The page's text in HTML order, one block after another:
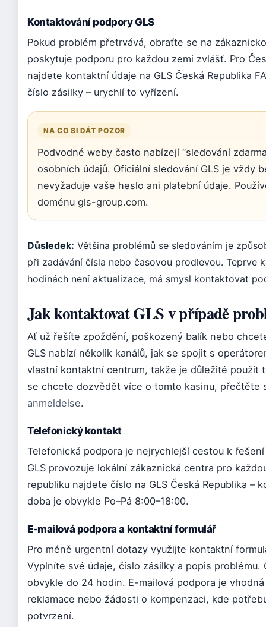
Kontaktování podpory GLS
Pokud problém přetrvává, obraťte se na
poskytuje podporu pro každou zemi zvlášť. Pro
najdete kontaktní údaje na GLS Česká Republika
číslo zásilky – urychlí to vyřízení.
NA CO SI DÁT POZOR
Podvodné weby často nabízejí “sledování
osobních údajů. Oficiální sledování GLS je vždy
nevyžaduje vaše heslo ani platební údaje.
doménu gls-group.com.
Důsledek: Většina problémů se sledováním je
při zadávání čísla nebo časovou prodlevou. Teprve
hodinách není aktualizace, má smysl kontaktovat
Jak kontaktovat GLS v případě
Ať už řešíte zpoždění, poškozený balík nebo
GLS nabízí několik kanálů, jak se spojit s
vlastní kontaktní centrum, takže je důležité použít
se chcete dozvědět více o tomto kasinu, přečtěte
anmeldelse.
Telefonický kontakt
Telefonická podpora je nejrychlejší cestou k
GLS provozuje lokální zákaznická centra pro
republiku najdete číslo na GLS Česká Republika –
doba je obvykle Po–Pá 8:00–18:00.
E-mailová podpora a kontaktní formulář
Pro méně urgentní dotazy využijte kontaktní
Vyplníte své údaje, číslo zásilky a popis problému.
obvykle do 24 hodin. E-mailová podpora je
reklamace nebo žádosti o kompenzaci, kde
potvrzení.